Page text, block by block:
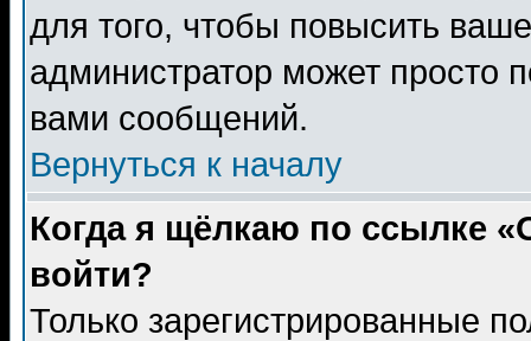
для того, чтобы повысить
администратор может просто
вами сообщений.
Вернуться к началу
Когда я щёлкаю по ссылке
войти?
Только зарегистрированные